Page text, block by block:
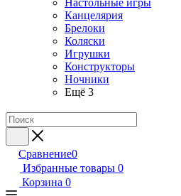
Настольные игры
Канцелярия
Брелоки
Коляски
Игрушки
Конструкторы
Ночники
Ещё 3
Сравнение0
Избранные товары 0
Корзина 0